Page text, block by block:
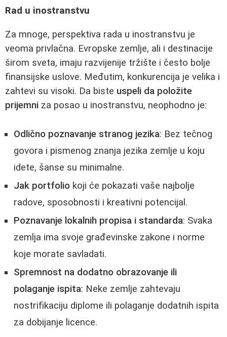
Rad u inostranstvu
Za mnoge, perspektiva rada u inostranstvu je
veoma privlačna. Evropske zemlje, ali i destinacije
širom sveta, imaju razvijenije tržište i često bolje
finansijske uslove. Međutim, konkurencija je velika i
zahtevi su visoki. Da biste uspeli da položite
prijemni za posao u inostranstvu, neophodno je:
Odlično poznavanje stranog jezika: Bez tečnog
govora i pismenog znanja jezika zemlje u koju
idete, šanse su minimalne.
Jak portfolio koji će pokazati vaše najbolje
radove, sposobnosti i kreativni potencijal.
Poznavanje lokalnih propisa i standarda: Svaka
zemlja ima svoje građevinske zakone i norme
koje morate savladati.
Spremnost na dodatno obrazovanje ili
polaganje ispita: Neke zemlje zahtevaju
nostrifikaciju diplome ili polaganje dodatnih ispita
za dobijanje licence.